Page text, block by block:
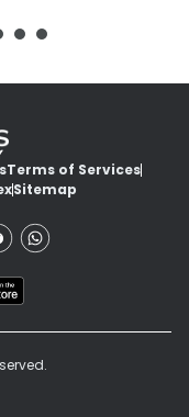
Terms of Services
Sitemap